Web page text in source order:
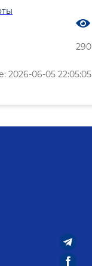
290
2026-06-05 22:05:05